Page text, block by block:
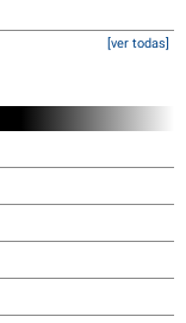
[ver todas]